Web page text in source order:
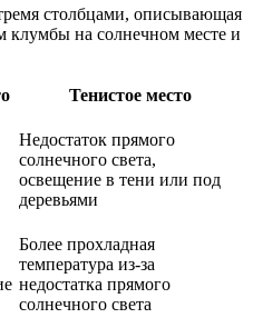
столбцами, описывающая
на солнечном месте и
Тенистое место
Недостаток прямого
солнечного света,
освещение в тени или под
деревьями
Более прохладная
температура из-за
недостатка прямого
солнечного света